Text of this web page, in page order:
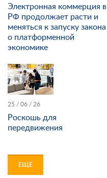
Электронная коммерция в
РФ продолжает расти и
меняться к запуску закона
о платформенной
экономике
25 / 06 / 26
Роскошь для
передвижения
ЕЩЕ